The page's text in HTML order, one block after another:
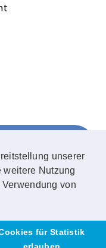
unserer
weitere Nutzung
von
für Statistik